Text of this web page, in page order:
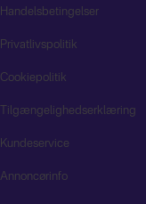
Handelsbetingelser
Privatlivspolitik
Cookiepolitik
Tilgængelighedserklæring
Kundeservice
Annoncørinfo